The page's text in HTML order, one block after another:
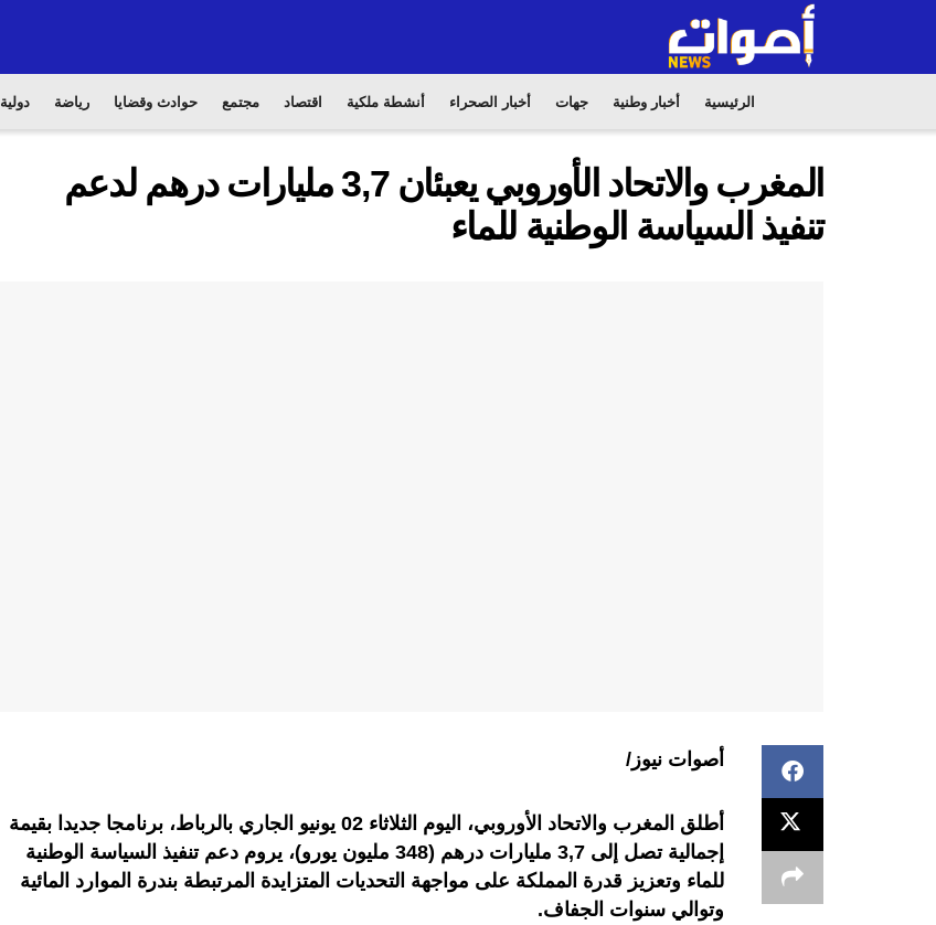
الرئيسية أخبار وطنية جهات أخبار الصحراء أنشطة ملكية اقتصاد مجتمع حوادث وقضايا رياضة دولية
المغرب والاتحاد الأوروبي يعبئان 3,7 مليارات درهم لدعم
تنفيذ السياسة الوطنية للماء
أصوات نيوز/
أطلق المغرب والاتحاد الأوروبي، اليوم الثلاثاء 02 يونيو الجاري بالرباط، برنامجا جديدا بقيمة
إجمالية تصل إلى 3,7 مليارات درهم (348 مليون يورو)، يروم دعم تنفيذ السياسة الوطنية
للماء وتعزيز قدرة المملكة على مواجهة التحديات المتزايدة المرتبطة بندرة الموارد المائية
وتوالي سنوات الجفاف.